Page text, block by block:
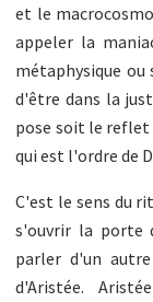
et le
appeler la
métaphysique
d'être dans la
pose soit le reflet
qui est l'ordre de
C'est le sens du
s'ouvrir la porte
parler d'un
d'Aristée.